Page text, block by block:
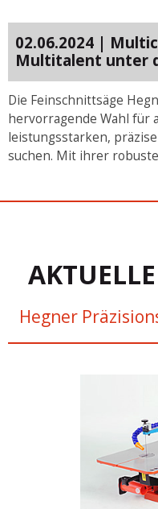
02.06.2024 |
Multitalent unter
Die Feinschnittsäge
hervorragende Wahl für
leistungsstarken,
suchen. Mit ihrer
Hegner